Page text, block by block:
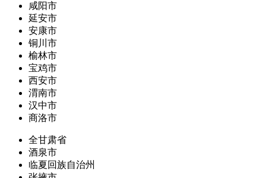
咸阳市
延安市
安康市
铜川市
榆林市
宝鸡市
西安市
渭南市
汉中市
商洛市
全甘肃省
酒泉市
临夏回族自治州